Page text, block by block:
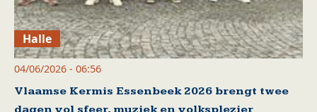
Halle
04/06/2026 - 06:56
Vlaamse Kermis Essenbeek 2026 brengt twee
dagen vol sfeer, muziek en volksplezier